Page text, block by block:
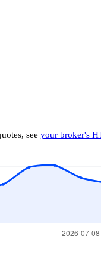
see your broker's